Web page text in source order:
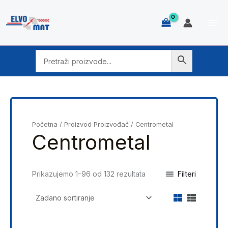
content
Početna / Proizvod Proizvođač / Centrometal
Centrometal
Prikazujemo 1–96 od 132 rezultata Filteri